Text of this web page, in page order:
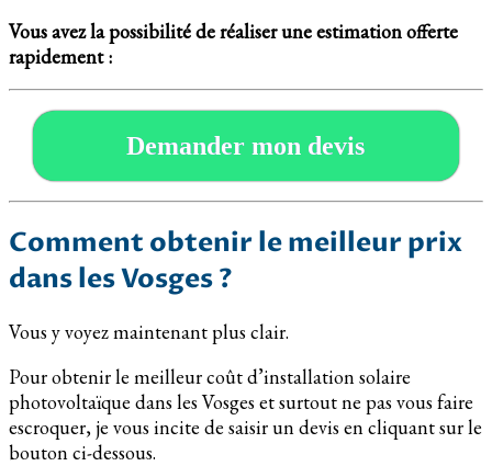
Vous avez la possibilité de réaliser une estimation offerte
rapidement :
Demander mon devis
Comment obtenir le meilleur prix
dans les Vosges ?
Vous y voyez maintenant plus clair.
Pour obtenir le meilleur coût d’installation solaire
photovoltaïque dans les Vosges et surtout ne pas vous faire
escroquer, je vous incite de saisir un devis en cliquant sur le
bouton ci-dessous.